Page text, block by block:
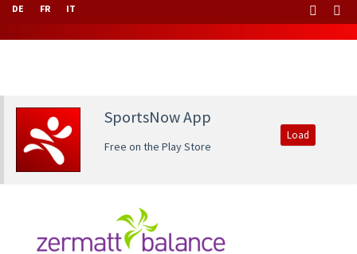
DE FR IT
SportsNow App
Free on the Play Store
Load